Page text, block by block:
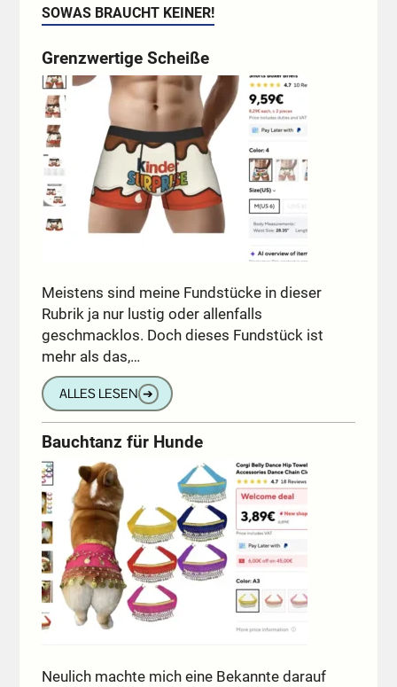
SOWAS BRAUCHT KEINER!
Grenzwertige Scheiße
Meistens sind meine Fundstücke in dieser
Rubrik ja nur lustig oder allenfalls
geschmacklos. Doch dieses Fundstück ist
mehr als das,…
ALLES LESEN ➔
Bauchtanz für Hunde
Neulich machte mich eine Bekannte darauf